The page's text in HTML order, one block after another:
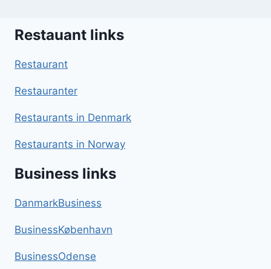
Restauant links
Restaurant
Restauranter
Restaurants in Denmark
Restaurants in Norway
Business links
DanmarkBusiness
BusinessKøbenhavn
BusinessOdense